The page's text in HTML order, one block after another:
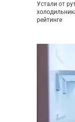
Устали от
рейтинге